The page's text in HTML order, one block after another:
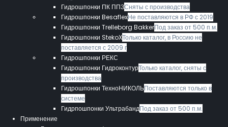
Гидрошпонки ПК ППЗСняты с производства
Гидрошпонки BesaflexНе поставляются в РФ с 2019
Гидрошпонки Trelleborg BakkerПод заказ от 500 п.м.
Гидрошпонки StekoXТолько каталог, в Россию не
поставляется с 2009 г
Гидрошпонки РЕКС
Гидрошпонки ГидроконтурТолько каталог, сняты с
производства
Гидрошпонки ТехноНИКОЛЬПоставляются только в
системе
Гидрпошпонки УльтрабандПод заказ от 500 п.м.
Применение